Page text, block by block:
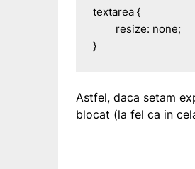
textarea {
}
Astfel, daca setam
blocat (la fel ca in